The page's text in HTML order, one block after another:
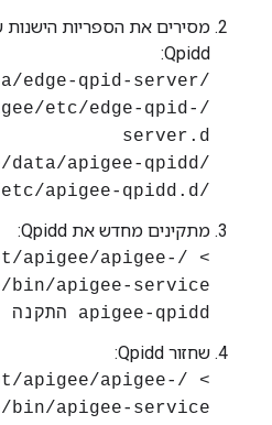
Qpidd:
/opt/apigee/data/edge-qpid-server
etc/edge-qpid-
server.d
/opt/apigee/data/apigee-qpidd
/opt/apigee/etc/apigee-qpidd.d
מתקינים מחדש את Qpidd:
opt/apigee/apigee-
bin/apigee-service
apigee-qpidd התקנה
שחזור Qpidd:
opt/apigee/apigee-
bin/apigee-service